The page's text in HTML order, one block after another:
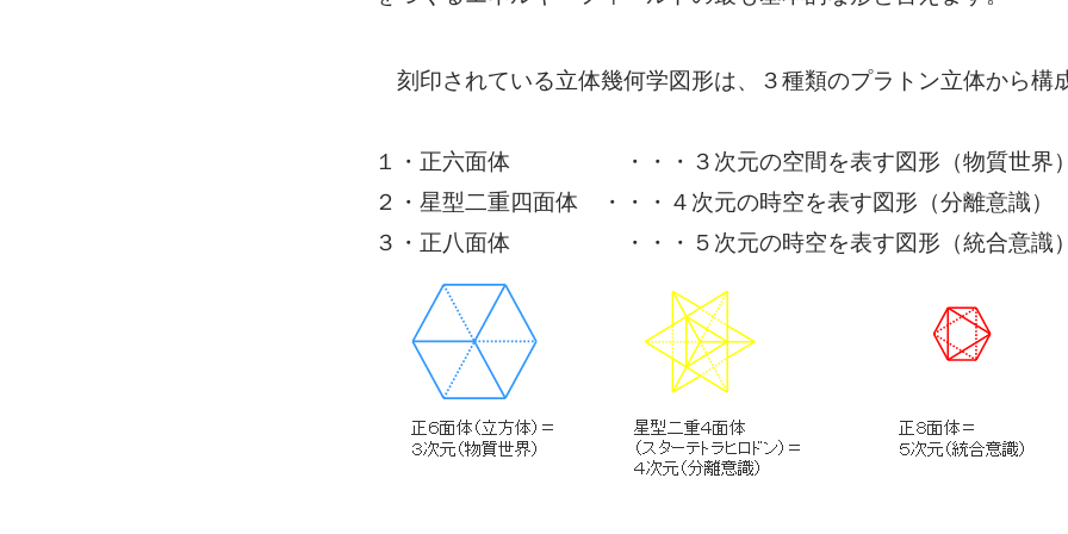
刻印されている立体幾何学図形は、３種類のプラトン立体から構
１・正六面体 ・・・３次元の空間を表す図形（物質世界）
２・星型二重四面体 ・・・４次元の時空を表す図形（分離意識）
３・正八面体 ・・・５次元の時空を表す図形（統合意識）